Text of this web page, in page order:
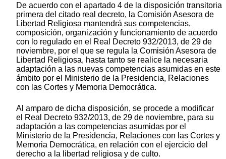
De acuerdo con el apartado 4 de la disposición transitoria
primera del citado real decreto, la Comisión Asesora de
Libertad Religiosa mantendrá sus competencias,
composición, organización y funcionamiento de acuerdo
con lo regulado en el Real Decreto 932/2013, de 29 de
noviembre, por el que se regula la Comisión Asesora de
Libertad Religiosa, hasta tanto se realice la necesaria
adaptación a las nuevas competencias asumidas en este
ámbito por el Ministerio de la Presidencia, Relaciones
con las Cortes y Memoria Democrática.
Al amparo de dicha disposición, se procede a modificar
el Real Decreto 932/2013, de 29 de noviembre, para su
adaptación a las competencias asumidas por el
Ministerio de la Presidencia, Relaciones con las Cortes y
Memoria Democrática, en relación con el ejercicio del
derecho a la libertad religiosa y de culto.